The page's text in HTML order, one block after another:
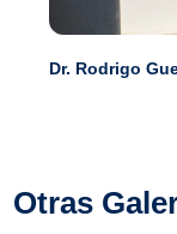
Dr. Rodrigo
Otras